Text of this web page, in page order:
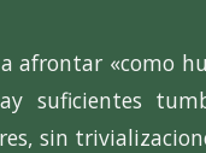
afrontar «como
suficientes
sin